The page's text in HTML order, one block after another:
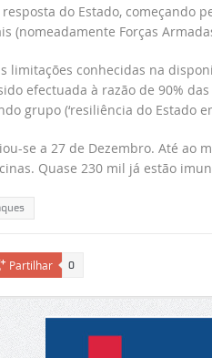
do Estado, começando
(nomeadamente Forças
limitações conhecidas na
efectuada à razão de 90%
grupo (‘resiliência do Estado
se a 27 de Dezembro. Até ao
Quase 230 mil já estão
Partilhar 0